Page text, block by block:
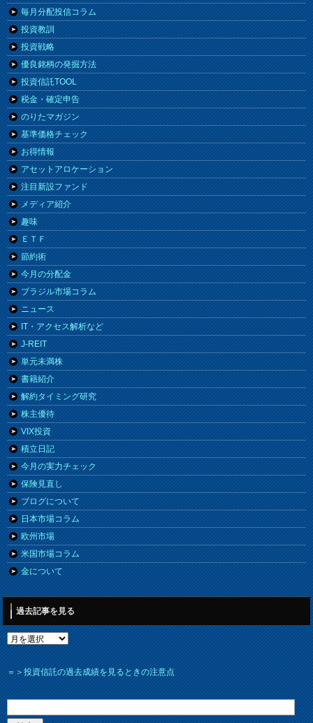
毎月分配投信コラム
投資教訓
投資戦略
優良銘柄の発掘方法
投資信託TOOL
税金・確定申告
のりたマガジン
基準価格チェック
お得情報
アセットアロケーション
注目新設ファンド
メディア紹介
趣味
ＥＴＦ
節約術
今月の分配金
ブラジル市場コラム
ニュース
IT・アクセス解析など
J-REIT
単元未満株
書籍紹介
解約タイミング研究
株主優待
VIX投資
積立日記
今月の実力チェック
保険見直し
ブログについて
日本市場コラム
欧州市場
米国市場コラム
金について
過去記事を見る
＝＞投資信託の過去成績を見るときの注意点